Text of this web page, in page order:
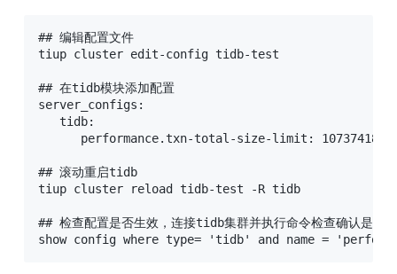
## 编辑配置文件
tiup cluster edit-config tidb-test
## 在tidb模块添加配置
server_configs:
   tidb:
performance.txn-total-size-limit:
## 滚动重启tidb
tiup cluster reload tidb-test -R tidb
## 检查配置是否生效，连接tidb集群并执行命令检查确认是否
show config where type= 'tidb' and name =